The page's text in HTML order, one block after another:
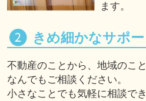
ます。
きめ細かなサポ
不動産のことから、地域のこと
なんでもご相談ください。
小さなことでも気軽に相談で